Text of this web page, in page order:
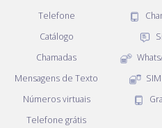
Telefone
Catálogo
Chamadas
Mensagens de Texto
Números virtuais
Telefone grátis